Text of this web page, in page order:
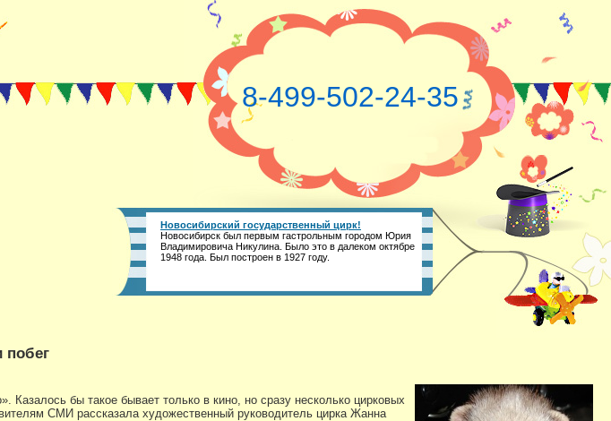
8-499-502-24-35
Новосибирский государственный цирк!
Новосибирск был первым гастрольным городом Юрия
Владимировича Никулина. Было это в далеком октябре
1948 года. Был построен в 1927 году.
побег
Казалось бы такое бывает только в кино, но сразу несколько цирковых
СМИ рассказала художественный руководитель цирка Жанна